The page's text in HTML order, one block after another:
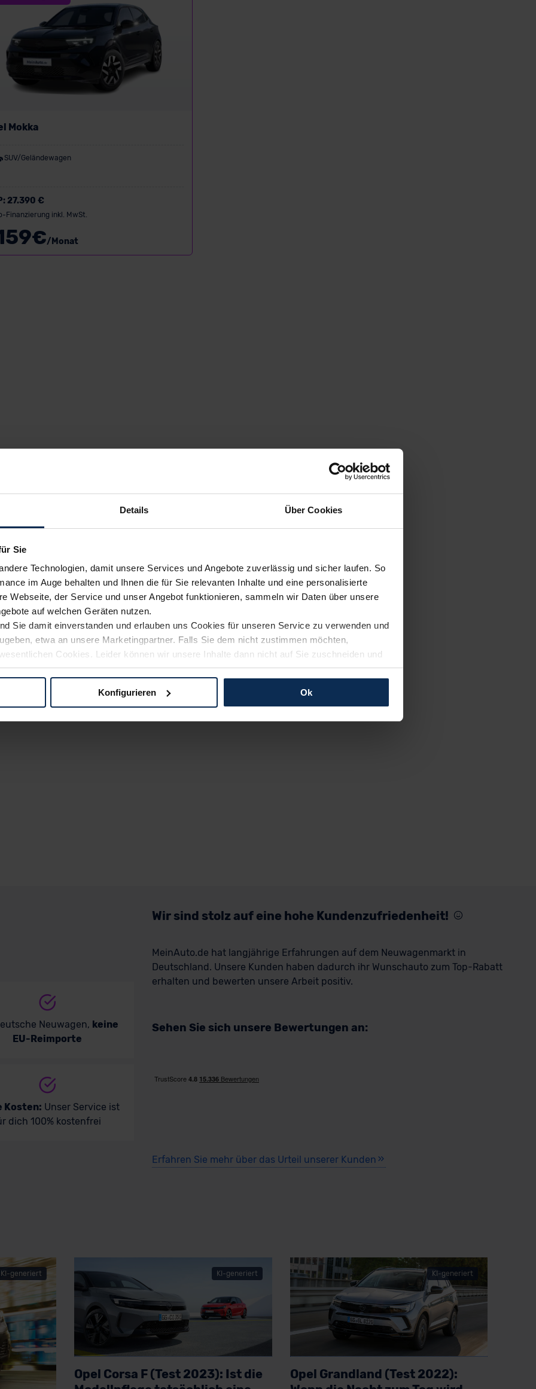
Details Über Cookies
Sie
Technologien, damit unsere Services und Angebote zuverlässig und sicher laufen. So
im Auge behalten und Ihnen die für Sie relevanten Inhalte und eine personalisierte
Webseite, der Service und unser Angebot funktionieren, sammeln wir Daten über unsere
auf welchen Geräten nutzen.
Sie damit einverstanden und erlauben uns Cookies für unseren Service zu verwenden und
etwa an unsere Marketingpartner. Falls Sie dem nicht zustimmen möchten,
Cookies. Leider können wir unsere Inhalte dann nicht auf Sie zuschneiden und
Weg zu Ihrem Neuwagen unterstützen. Sie können die Einstellungen jederzeit anpassen
Konfigurieren Ok
Mokka
SUV/Geländewagen
27.390 €
Finanzierung inkl. MwSt.
€/Monat
Neuwagen, keine
EU-Reimporte
Kosten: Unser Service ist
dich 100% kostenfrei
Wir sind stolz auf eine hohe Kundenzufriedenheit!
MeinAuto.de hat langjährige Erfahrungen auf dem Neuwagenmarkt in
Deutschland. Unsere Kunden haben dadurch ihr Wunschauto zum Top-Rabatt
erhalten und bewerten unsere Arbeit positiv.
Sehen Sie sich unsere Bewertungen an:
Erfahren Sie mehr über das Urteil unserer Kunden
KI-generiert KI-generiert
Opel Corsa F (Test 2023): Ist die
KI-generiert
Opel Grandland (Test 2022):